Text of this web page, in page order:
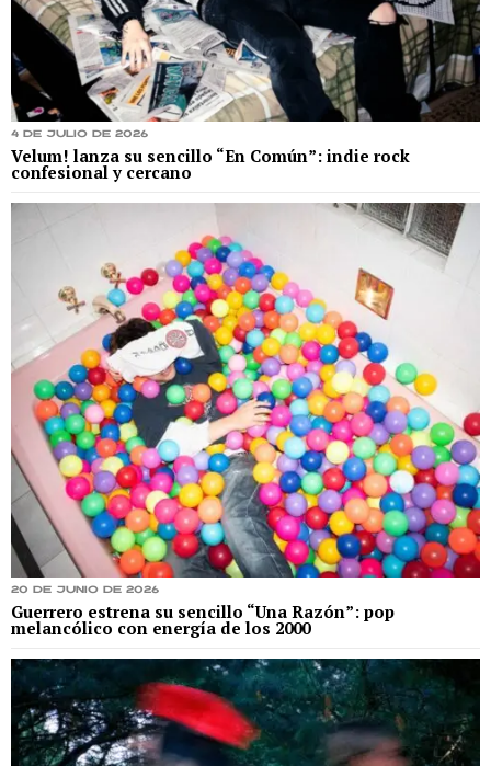
4 de julio de 2026
Velum! lanza su sencillo “En Común”: indie rock
confesional y cercano
20 de junio de 2026
Guerrero estrena su sencillo “Una Razón”: pop
melancólico con energía de los 2000